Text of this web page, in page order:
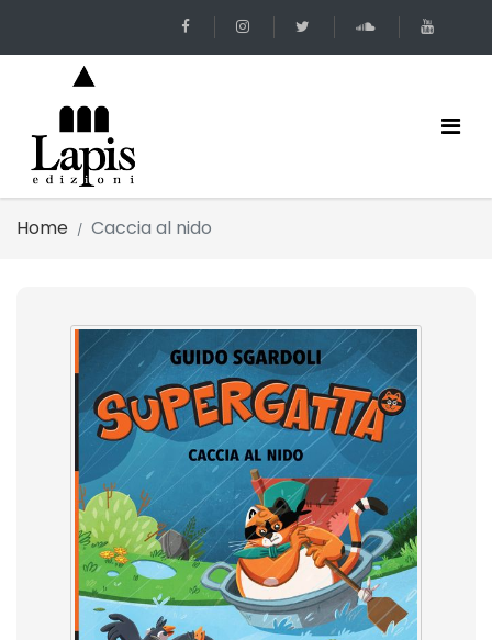
Home Caccia al nido